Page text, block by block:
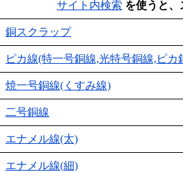
サイト内検索 を使うと
銅スクラップ
ピカ線(特一号銅線,光特号銅線,ピカ
焼一号銅線(くすみ線)
二号銅線
エナメル線(太)
エナメル線(細)